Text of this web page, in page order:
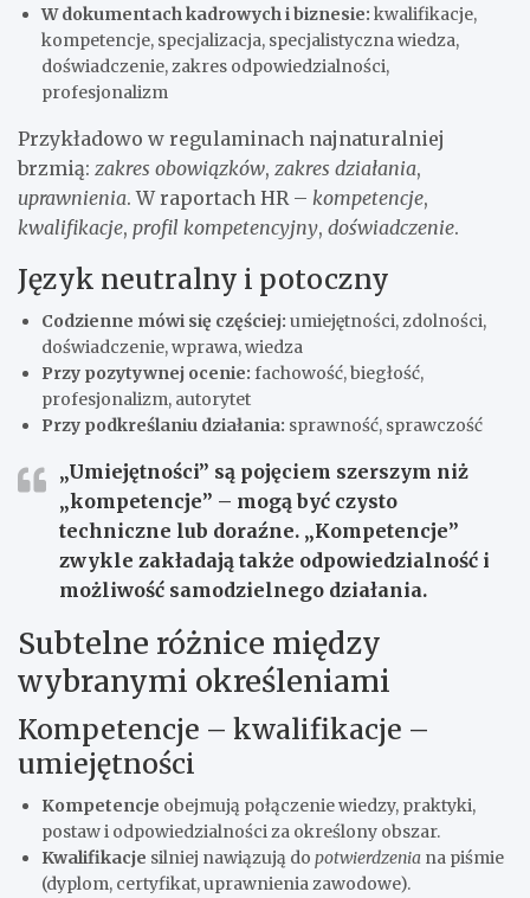
W dokumentach kadrowych i biznesie: kwalifikacje,
kompetencje, specjalizacja, specjalistyczna wiedza,
doświadczenie, zakres odpowiedzialności,
profesjonalizm
Przykładowo w regulaminach najnaturalniej
brzmią: zakres obowiązków, zakres działania,
uprawnienia. W raportach HR – kompetencje,
kwalifikacje, profil kompetencyjny, doświadczenie.
Język neutralny i potoczny
Codzienne mówi się częściej: umiejętności, zdolności,
doświadczenie, wprawa, wiedza
Przy pozytywnej ocenie: fachowość, biegłość,
profesjonalizm, autorytet
Przy podkreślaniu działania: sprawność, sprawczość
„Umiejętności” są pojęciem szerszym niż
„kompetencje” – mogą być czysto
techniczne lub doraźne. „Kompetencje”
zwykle zakładają także odpowiedzialność i
możliwość samodzielnego działania.
Subtelne różnice między
wybranymi określeniami
Kompetencje – kwalifikacje –
umiejętności
Kompetencje obejmują połączenie wiedzy, praktyki,
postaw i odpowiedzialności za określony obszar.
Kwalifikacje silniej nawiązują do potwierdzenia na piśmie
(dyplom, certyfikat, uprawnienia zawodowe).